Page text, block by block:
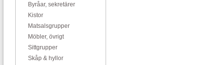
Byråar, sekretärer
Kistor
Matsalsgrupper
Möbler, övrigt
Sittgrupper
Skåp & hyllor